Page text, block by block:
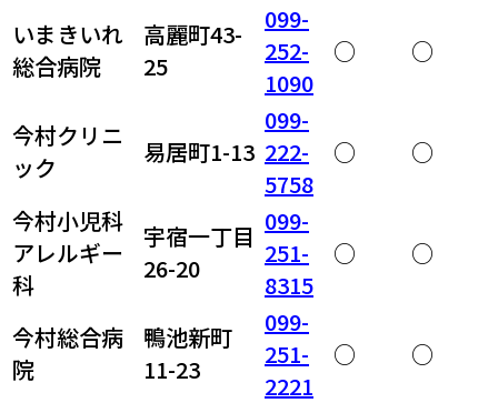
いまきいれ
総合病院
高麗町43-
25
099-
252-
1090
○ ○
今村クリニ
ック
易居町1-13
099-
222-
5758
○ ○
今村小児科
アレルギー
科
宇宿一丁目
26-20
099-
251-
8315
○ ○
今村総合病
院
鴨池新町
11-23
099-
251-
2221
○ ○